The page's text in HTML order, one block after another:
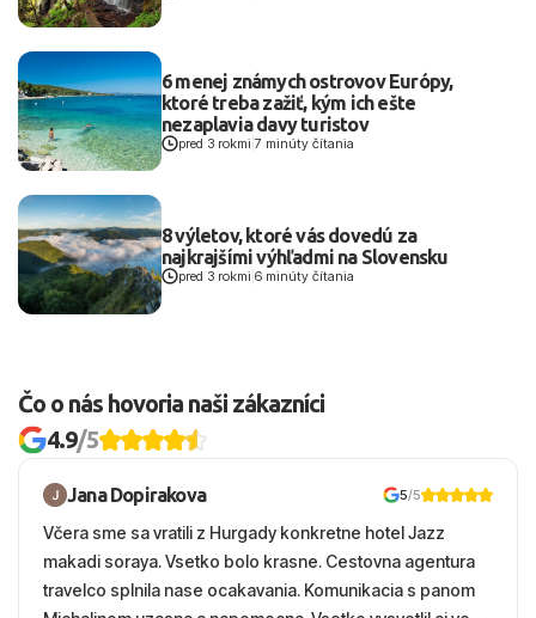
6 menej známych ostrovov Európy,
ktoré treba zažiť, kým ich ešte
nezaplavia davy turistov
pred 3 rokmi |7 minúty čítania
8 výletov, ktoré vás dovedú za
najkrajšími výhľadmi na Slovensku
pred 3 rokmi 6 minúty čítania
Čo o nás hovoria naši zákazníci
4.9/5
Jana Dopirakova 5/5
Včera sme sa vratili z Hurgady konkretne hotel Jazz
makadi soraya. Vsetko bolo krasne. Cestovna agentura
travelco splnila nase ocakavania. Komunikacia s panom